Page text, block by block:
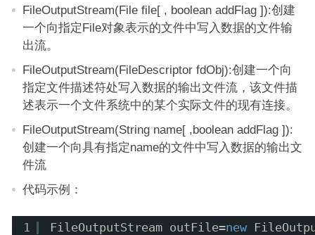
FileOutputStream(File file[ , boolean addFlag ]):创建
一个向指定File对象表示的文件中写入数据的文件输
出流。
FileOutputStream(FileDescriptor fdObj):创建一个向
指定文件描述符处写入数据的输出文件流，该文件描
述表示一个文件系统中的某个实际文件的现有连接。
FileOutputStream(String name[ ,boolean addFlag ]):
创建一个向具有指定name的文件中写入数据的输出文
件流
代码示例：
1 FileOutputStream outFile=new